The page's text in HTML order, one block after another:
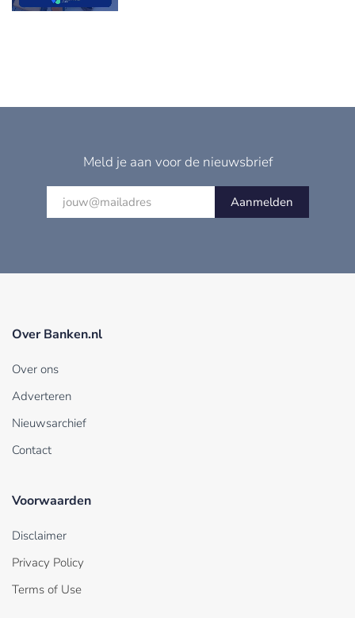
Meld je aan voor de nieuwsbrief
Aanmelden
Over Banken.nl
Over ons
Adverteren
Nieuwsarchief
Contact
Voorwaarden
Disclaimer
Privacy Policy
Terms of Use